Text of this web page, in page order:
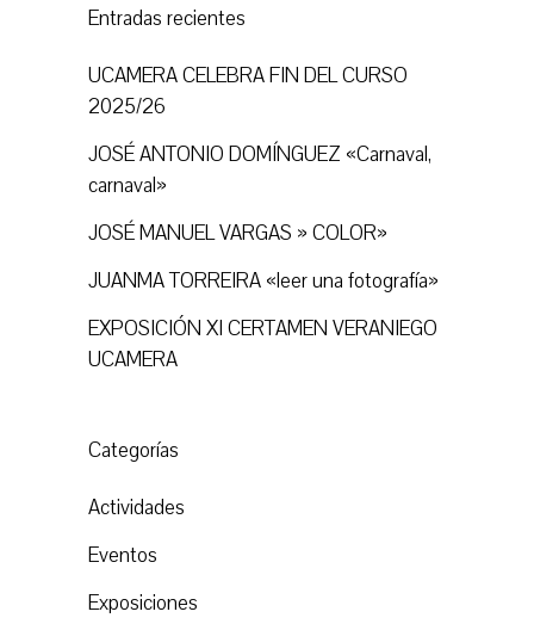
Entradas recientes
UCAMERA CELEBRA FIN DEL CURSO
2025/26
JOSÉ ANTONIO DOMÍNGUEZ «Carnaval,
carnaval»
JOSÉ MANUEL VARGAS » COLOR»
JUANMA TORREIRA «leer una fotografía»
EXPOSICIÓN XI CERTAMEN VERANIEGO
UCAMERA
Categorías
Actividades
Eventos
Exposiciones